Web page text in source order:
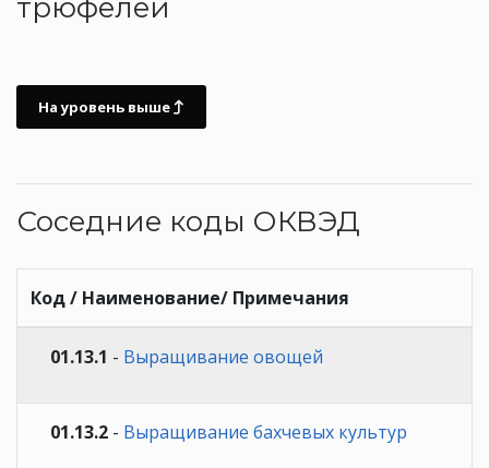
трюфелей
На уровень выше
Соседние коды ОКВЭД
Код / Наименование/ Примечания
01.13.1 - Выращивание овощей
01.13.2 - Выращивание бахчевых культур